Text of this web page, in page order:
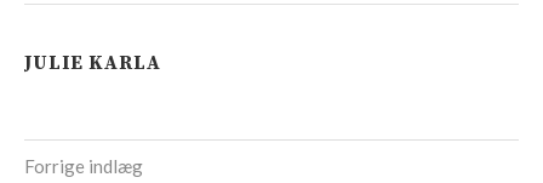
JULIE KARLA
Forrige indlæg